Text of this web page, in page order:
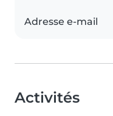
Adresse e-mail
Activités